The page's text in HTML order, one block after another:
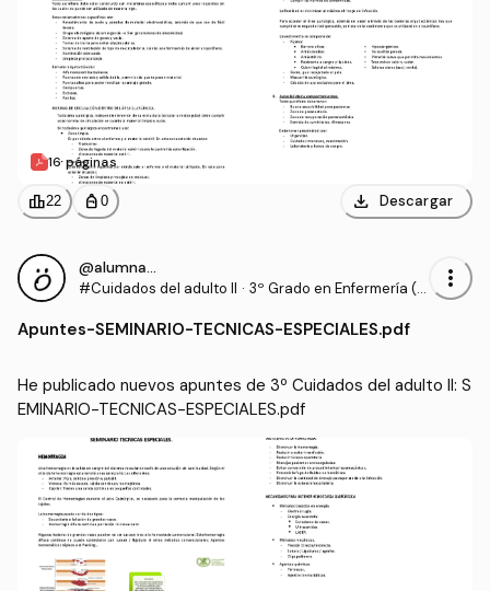
16 páginas
leaderboard22 personal_bag 0 download Descargar
@alumnaOK
#Cuidados del adulto II · 3º Grado en Enfermería (U
more_vert
Apuntes-SEMINARIO-TECNICAS-ESPECIALES.pdf
He publicado nuevos apuntes de 3º Cuidados del adulto II: S
EMINARIO-TECNICAS-ESPECIALES.pdf